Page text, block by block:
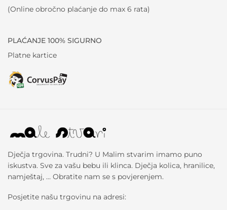
(Online obročno plaćanje do max 6 rata)
PLAĆANJE 100% SIGURNO
Platne kartice
Dječja trgovina. Trudni? U Malim stvarim imamo puno
iskustva. Sve za vašu bebu ili klinca. Dječja kolica, hranilice,
namještaj, … Obratite nam se s povjerenjem.
Posjetite našu trgovinu na adresi: